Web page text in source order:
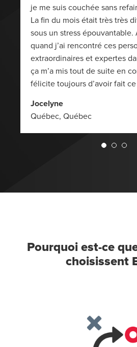
je me suis couchée sans
La fin du mois était très très
sous un stress épouvantable.
quand j’ai rencontré ces
extraordinaires et expertes
ça m’a mis tout de suite en
félicite toujours d’avoir fait ce
Jocelyne
Québec, Québec
Pourquoi est-ce
choisissent